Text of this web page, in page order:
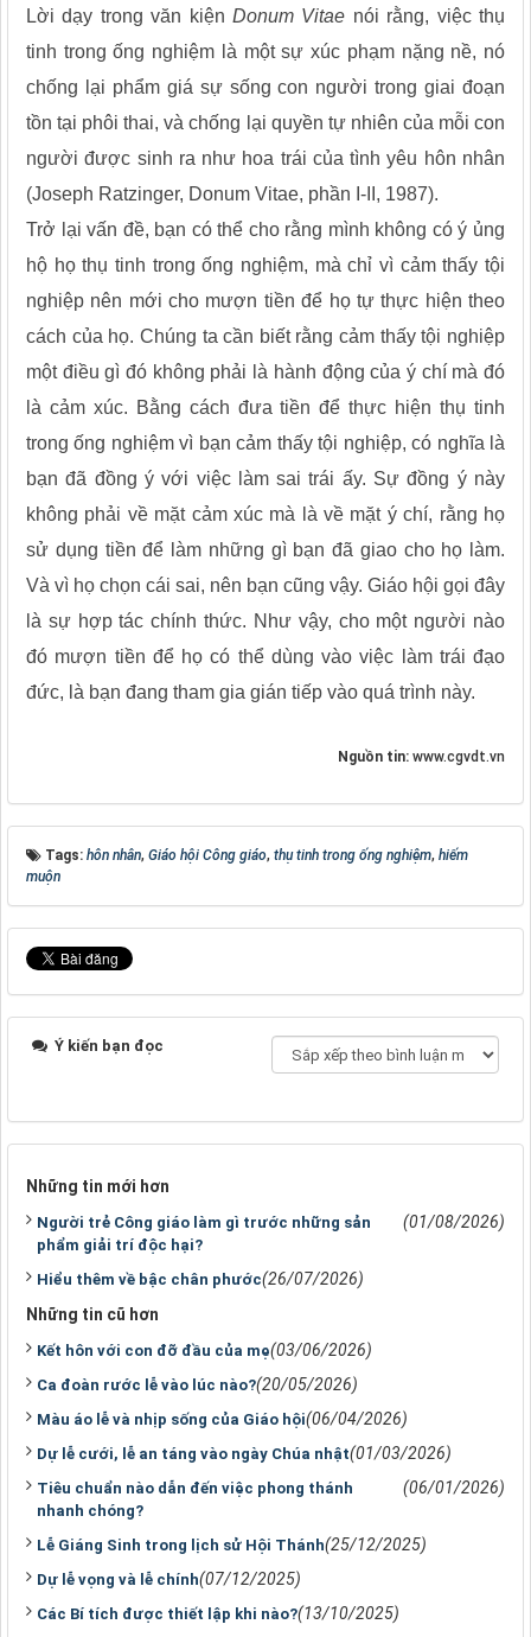
Lời dạy trong văn kiện Donum Vitae nói rằng, việc thụ
tinh trong ống nghiệm là một sự xúc phạm nặng nề, nó
chống lại phẩm giá sự sống con người trong giai đoạn
tồn tại phôi thai, và chống lại quyền tự nhiên của mỗi con
người được sinh ra như hoa trái của tình yêu hôn nhân
(Joseph Ratzinger, Donum Vitae, phần I-II, 1987).
Trở lại vấn đề, bạn có thể cho rằng mình không có ý ủng
hộ họ thụ tinh trong ống nghiệm, mà chỉ vì cảm thấy tội
nghiệp nên mới cho mượn tiền để họ tự thực hiện theo
cách của họ. Chúng ta cần biết rằng cảm thấy tội nghiệp
một điều gì đó không phải là hành động của ý chí mà đó
là cảm xúc. Bằng cách đưa tiền để thực hiện thụ tinh
trong ống nghiệm vì bạn cảm thấy tội nghiệp, có nghĩa là
bạn đã đồng ý với việc làm sai trái ấy. Sự đồng ý này
không phải về mặt cảm xúc mà là về mặt ý chí, rằng họ
sử dụng tiền để làm những gì bạn đã giao cho họ làm.
Và vì họ chọn cái sai, nên bạn cũng vậy. Giáo hội gọi đây
là sự hợp tác chính thức. Như vậy, cho một người nào
đó mượn tiền để họ có thể dùng vào việc làm trái đạo
đức, là bạn đang tham gia gián tiếp vào quá trình này.
Nguồn tin: www.cgvdt.vn
Tags: hôn nhân, Giáo hội Công giáo, thụ tinh trong ống nghiệm, hiếm
muộn
Ý kiến bạn đọc
Những tin mới hơn
Người trẻ Công giáo làm gì trước những sản
phẩm giải trí độc hại?
(01/08/2026)
Hiểu thêm về bậc chân phước(26/07/2026)
Những tin cũ hơn
Kết hôn với con đỡ đầu của mẹ(03/06/2026)
Ca đoàn rước lễ vào lúc nào?(20/05/2026)
Màu áo lễ và nhịp sống của Giáo hội(06/04/2026)
Dự lễ cưới, lễ an táng vào ngày Chúa nhật(01/03/2026)
Tiêu chuẩn nào dẫn đến việc phong thánh
nhanh chóng?
(06/01/2026)
Lễ Giáng Sinh trong lịch sử Hội Thánh(25/12/2025)
Dự lễ vọng và lễ chính(07/12/2025)
Các Bí tích được thiết lập khi nào?(13/10/2025)